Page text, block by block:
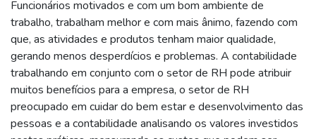
Funcionários motivados e com um bom ambiente de
trabalho, trabalham melhor e com mais ânimo, fazendo com
que, as atividades e produtos tenham maior qualidade,
gerando menos desperdícios e problemas. A contabilidade
trabalhando em conjunto com o setor de RH pode atribuir
muitos benefícios para a empresa, o setor de RH
preocupado em cuidar do bem estar e desenvolvimento das
pessoas e a contabilidade analisando os valores investidos